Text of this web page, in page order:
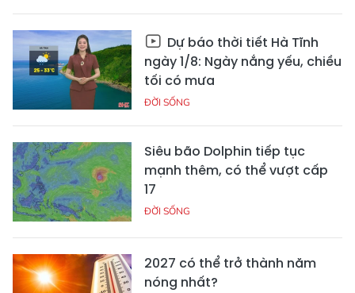
Dự báo thời tiết Hà Tĩnh
ngày 1/8: Ngày nắng yếu, chiều
tối có mưa
ĐỜI SỐNG
Siêu bão Dolphin tiếp tục
mạnh thêm, có thể vượt cấp
17
ĐỜI SỐNG
2027 có thể trở thành năm
nóng nhất?